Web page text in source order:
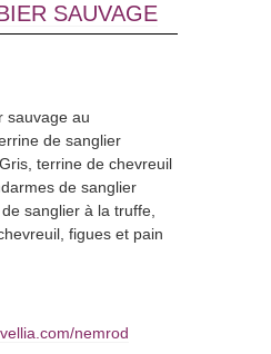
SAUVAGE
sauvage au
de sanglier
terrine de chevreuil
de sanglier
sanglier à la truffe,
figues et pain
nemrod